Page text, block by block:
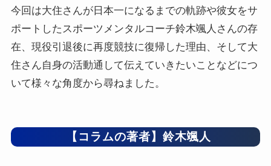
今回は大住さんが日本一になるまでの軌跡や彼女をサ
ポートしたスポーツメンタルコーチ鈴木颯人さんの存
在、現役引退後に再度競技に復帰した理由、そして大
住さん自身の活動通して伝えていきたいことなどにつ
いて様々な角度から尋ねました。
【コラムの著者】鈴木颯人